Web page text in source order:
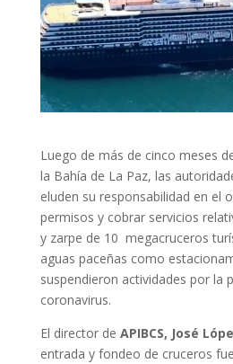
Luego de más de cinco meses
la Bahía de La Paz, las
eluden su responsabilidad en el
permisos y cobrar servicios
y zarpe de 10 megacruceros
aguas paceñas como
suspendieron actividades por la
coronavirus.
El director de APIBCS, José
entrada y fondeo de cruceros